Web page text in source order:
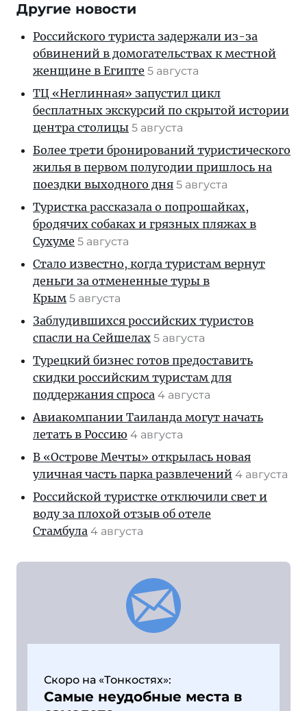
Другие новости
Российского туриста задержали из-за
обвинений в домогательствах к местной
женщине в Египте 5 августа
ТЦ «Неглинная» запустил цикл
бесплатных экскурсий по скрытой истории
центра столицы 5 августа
Более трети бронирований туристического
жилья в первом полугодии пришлось на
поездки выходного дня 5 августа
Туристка рассказала о попрошайках,
бродячих собаках и грязных пляжах в
Сухуме 5 августа
Стало известно, когда туристам вернут
деньги за отмененные туры в
Крым 5 августа
Заблудившихся российских туристов
спасли на Сейшелах 5 августа
Турецкий бизнес готов предоставить
скидки российским туристам для
поддержания спроса 4 августа
Авиакомпании Таиланда могут начать
летать в Россию 4 августа
В «Острове Мечты» открылась новая
уличная часть парка развлечений 4 августа
Российской туристке отключили свет и
воду за плохой отзыв об отеле
Стамбула 4 августа
Скоро на «Тонкостях»:
Самые неудобные места в